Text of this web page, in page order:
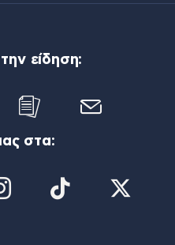
είδηση:
στα: